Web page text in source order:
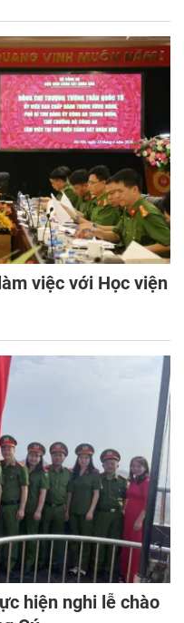
việc với Học viện
hiện nghi lễ chào